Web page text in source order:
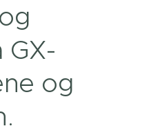
GX-
og